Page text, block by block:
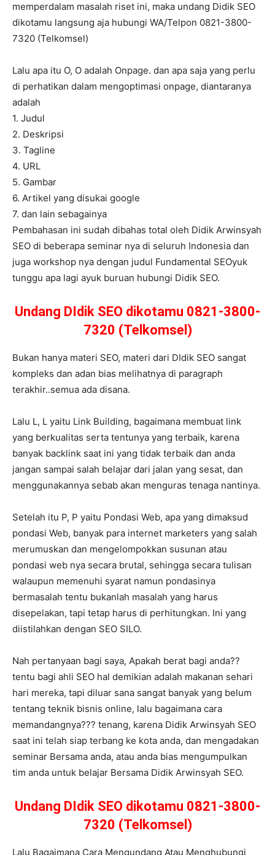
memperdalam masalah riset ini, maka undang Didik SEO
dikotamu langsung aja hubungi WA/Telpon 0821-3800-
7320 (Telkomsel)
Lalu apa itu O, O adalah Onpage. dan apa saja yang perlu
di perhatikan dalam mengoptimasi onpage, diantaranya
adalah
1. Judul
2. Deskripsi
3. Tagline
4. URL
5. Gambar
6. Artikel yang disukai google
7. dan lain sebagainya
Pembahasan ini sudah dibahas total oleh Didik Arwinsyah
SEO di beberapa seminar nya di seluruh Indonesia dan
juga workshop nya dengan judul Fundamental SEOyuk
tunggu apa lagi ayuk buruan hubungi Didik SEO.
Undang DIdik SEO dikotamu 0821-3800-
7320 (Telkomsel)
Bukan hanya materi SEO, materi dari DIdik SEO sangat
kompleks dan adan bias melihatnya di paragraph
terakhir..semua ada disana.
Lalu L, L yaitu Link Building, bagaimana membuat link
yang berkualitas serta tentunya yang terbaik, karena
banyak backlink saat ini yang tidak terbaik dan anda
jangan sampai salah belajar dari jalan yang sesat, dan
menggunakannya sebab akan menguras tenaga nantinya.
Setelah itu P, P yaitu Pondasi Web, apa yang dimaksud
pondasi Web, banyak para internet marketers yang salah
merumuskan dan mengelompokkan susunan atau
pondasi web nya secara brutal, sehingga secara tulisan
walaupun memenuhi syarat namun pondasinya
bermasalah tentu bukanlah masalah yang harus
disepelakan, tapi tetap harus di perhitungkan. Ini yang
diistilahkan dengan SEO SILO.
Nah pertanyaan bagi saya, Apakah berat bagi anda??
tentu bagi ahli SEO hal demikian adalah makanan sehari
hari mereka, tapi diluar sana sangat banyak yang belum
tentang teknik bisnis online, lalu bagaimana cara
memandangnya??? tenang, karena Didik Arwinsyah SEO
saat ini telah siap terbang ke kota anda, dan mengadakan
seminar Bersama anda, atau anda bias mengumpulkan
tim anda untuk belajar Bersama Didik Arwinsyah SEO.
Undang DIdik SEO dikotamu 0821-3800-
7320 (Telkomsel)
Lalu Bagaimana Cara Mengundang Atau Menghubungi